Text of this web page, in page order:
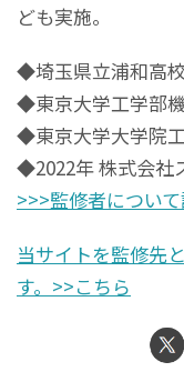
ども実施。
◆埼玉県立浦和高
◆東京大学工学部
◆東京大学大学院
◆2022年 株式会社
>>>監修者について
当サイトを監修先
す。>>こちら